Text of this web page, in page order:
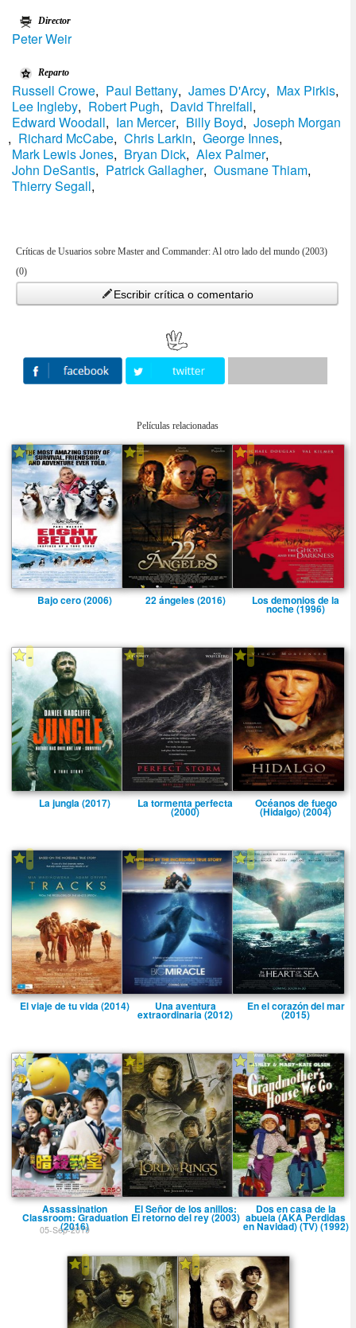
Director
Peter Weir
Reparto
Russell Crowe, Paul Bettany, James D'Arcy, Max Pirkis,
Lee Ingleby, Robert Pugh, David Threlfall,
Edward Woodall, Ian Mercer, Billy Boyd, Joseph Morgan
, Richard McCabe, Chris Larkin, George Innes,
Mark Lewis Jones, Bryan Dick, Alex Palmer,
John DeSantis, Patrick Gallagher, Ousmane Thiam,
Thierry Segall,
Críticas de Usuarios sobre Master and Commander: Al otro lado del mundo (2003)
(0)
Escribir crítica o comentario
Películas relacionadas
-
Bajo cero (2006)
-
22 ángeles (2016)
-
Los demonios de la
noche (1996)
-
La jungla (2017)
-
La tormenta perfecta
(2000)
-
Océanos de fuego
(Hidalgo) (2004)
-
El viaje de tu vida (2014)
-
Una aventura
extraordinaria (2012)
-
En el corazón del mar
(2015)
-
Assassination
Classroom: Graduation
(2016)
05-Sep-2019
-
El Señor de los anillos:
El retorno del rey (2003)
-
Dos en casa de la
abuela (AKA Perdidas
en Navidad) (TV) (1992)
- -